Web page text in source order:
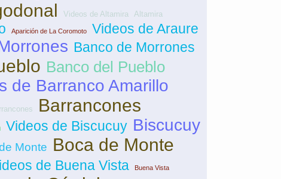
Videos de Altamira Altamira
Aparición de La Coromoto Videos de Araure
Banco de Morrones
Banco del Pueblo
de Barranco Amarillo
Barrancones
Videos de Biscucuy Biscucuy
Monte Boca de Monte
de Buena Vista Buena Vista